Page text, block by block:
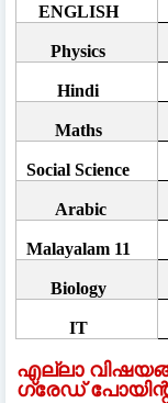
ENGLISH
Physics
Hindi
Maths
Social Science
Arabic
Malayalam 11
Biology
IT
എല്ലാ
ഗ്രേഡ്